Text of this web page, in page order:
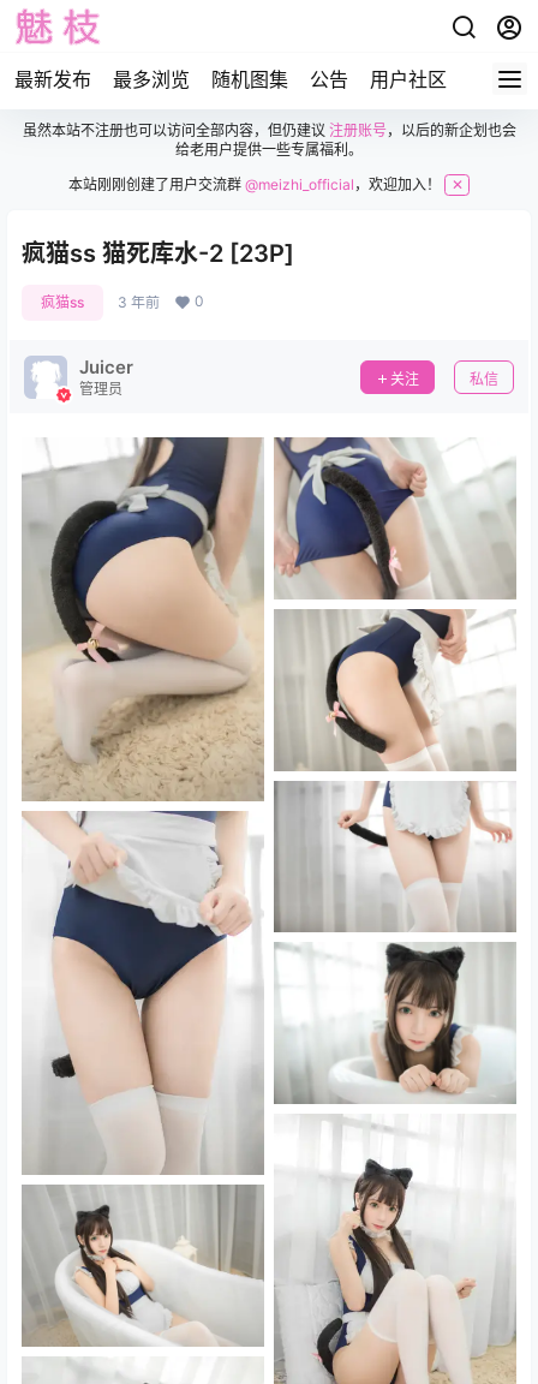
最新发布 最多浏览 随机图集 公告 用户社区
虽然本站不注册也可以访问全部内容，但仍建议 注册账号，以后的新企划也会
给老用户提供一些专属福利。
本站刚刚创建了用户交流群@meizhi_official ，欢迎加入！ ✕
疯猫ss 猫死库水-2 [23P]
疯猫ss 3 年前 0
Juicer
管理员
关注 私信